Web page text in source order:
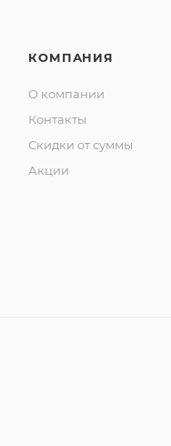
КОМПАНИЯ
О компании
Контакты
Скидки от суммы
Акции